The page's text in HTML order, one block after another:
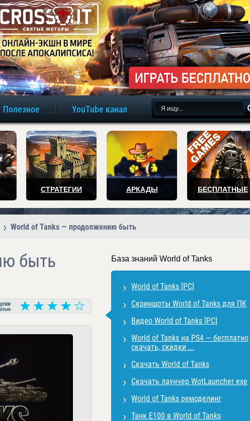
игры онлайн бесплатно
Полезное YouTube канал
СТРАТЕГИИ АРКАДЫ БЕСПЛАТНЫЕ
World of Tanks — продолжению быть
быть База знаний World of Tanks
World of Tanks [PC]
Скриншоты World of Tanks для ПК
Видео World of Tanks [PC]
World of Tanks на PS4 — бесплатно
скачать, скидки ...
Скачать World of Tanks
Скачать лаунчер WotLauncher exe
World of Tanks ремоделинг
Танк E100 в World of Tanks